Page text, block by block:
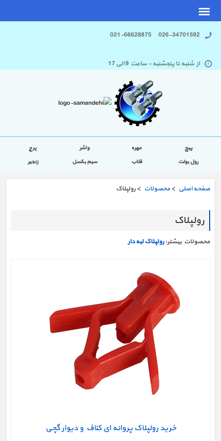
026-34701592 021-66628875
از شنبه تا پنجشنبه - ساعت 9 الی 17
پیچ مهره واشر
پرچ
رول بولت
قلاب سیم بکسل زنجیر
صفحه اصلی > محصولات > رولپلاک
رولپلاک
محصولات بیشتر: رولپلاک لبه دار
خرید رولپلاک پروانه ای کناف و دیوار گچی